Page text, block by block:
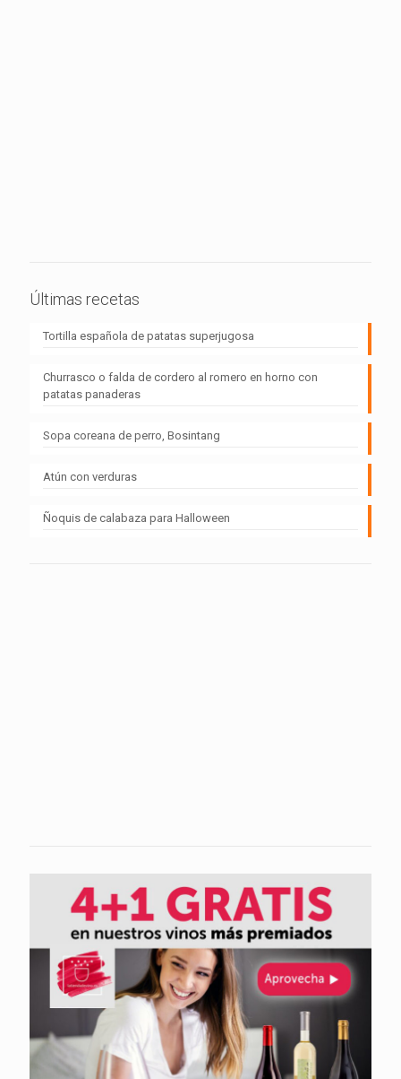
Últimas recetas
Tortilla española de patatas superjugosa
Churrasco o falda de cordero al romero en horno con
patatas panaderas
Sopa coreana de perro, Bosintang
Atún con verduras
Ñoquis de calabaza para Halloween